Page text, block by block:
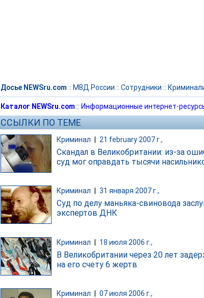
Досье NEWSru.com :: МВД России :: Сотрудники ::
Каталог NEWSru.com :: Информационные интернет-
ССЫЛКИ ПО ТЕМЕ
Криминал 21 february 2007 г.,
Скандал в Великобритании: из-за
суд мог оправдать тысячи
Криминал 31 января 2007 г.,
Суд по делу маньяка-свиновода
экспертов ДНК
Криминал | 18 июля 2006 г.,
В Великобритании через 20 лет
на его счету 6 жертв
Криминал 07 июля 2006 г.,